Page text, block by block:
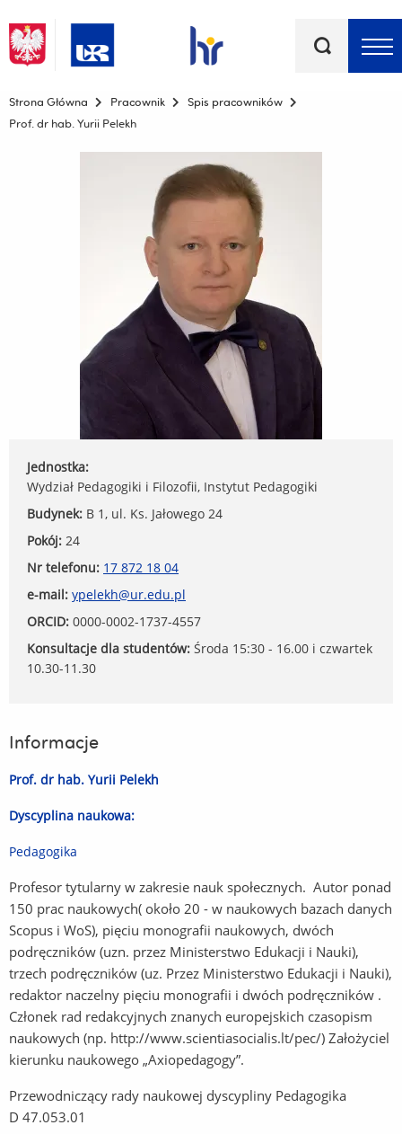
kluczowe
Menu - górna belka
Strona Główna Pracownik
Spis pracowników
Prof. dr hab. Yurii Pelekh
Jednostka:
Wydział Pedagogiki i Filozofii, Instytut Pedagogiki
Budynek: B 1, ul. Ks. Jałowego 24
Pokój: 24
Nr telefonu: 17 872 18 04
e-mail: ypelekh@ur.edu.pl
ORCID: 0000-0002-1737-4557
Konsultacje dla studentów: Środa 15:30 - 16.00 i czwartek
10.30-11.30
Informacje
Prof. dr hab. Yurii Pelekh
Dyscyplina naukowa:
Pedagogika
Profesor tytularny w zakresie nauk społecznych. Autor ponad
150 prac naukowych( około 20 - w naukowych bazach danych
Scopus i WoS), pięciu monografii naukowych, dwóch
podręczników (uzn. przez Ministerstwo Edukacji i Nauki),
trzech podręczników (uz. Przez Ministerstwo Edukacji i Nauki),
redaktor naczelny pięciu monografii i dwóch podręczników .
Członek rad redakcyjnych znanych europejskich czasopism
naukowych (np. http://www.scientiasocialis.lt/pec/) Założyciel
kierunku naukowego „Axiopedagogy”.
Przewodniczący rady naukowej dyscypliny Pedagogika
D 47.053.01